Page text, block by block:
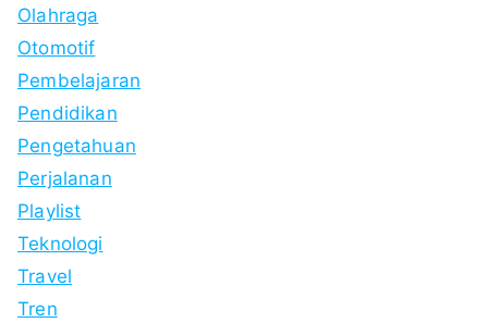
Olahraga
Otomotif
Pembelajaran
Pendidikan
Pengetahuan
Perjalanan
Playlist
Teknologi
Travel
Tren